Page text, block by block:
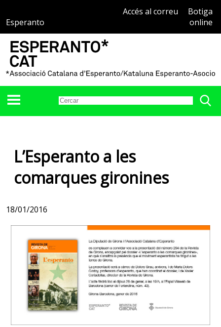
Esperanto
Accés al correu
Botiga
online
L’Esperanto a les
comarques gironines
18/01/2016